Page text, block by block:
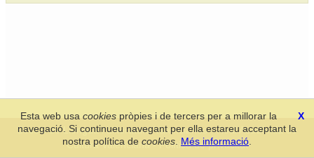
Secció de Llengua i Lliteratura Valencianes-Real Acadèmia de
Cultura Valenciana-Política de privacitat
X
Esta web usacookies pròpies i de tercers per a millorar la
navegació. Si continueu navegant per ella estareu acceptant la
nostra política de cookies Més informació